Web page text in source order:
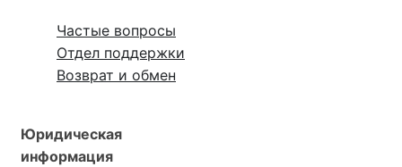
Частые вопросы
Отдел поддержки
Возврат и обмен
Юридическая
информация